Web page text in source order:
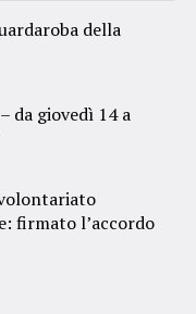
della
da giovedì 14 a
firmato l’accordo